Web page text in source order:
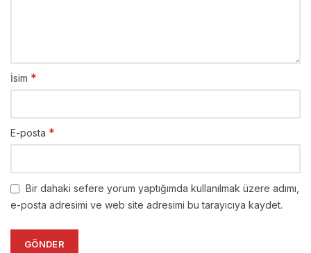
İsim *
E-posta *
Bir dahaki sefere yorum yaptığımda kullanılmak üzere adımı,
e-posta adresimi ve web site adresimi bu tarayıcıya kaydet.